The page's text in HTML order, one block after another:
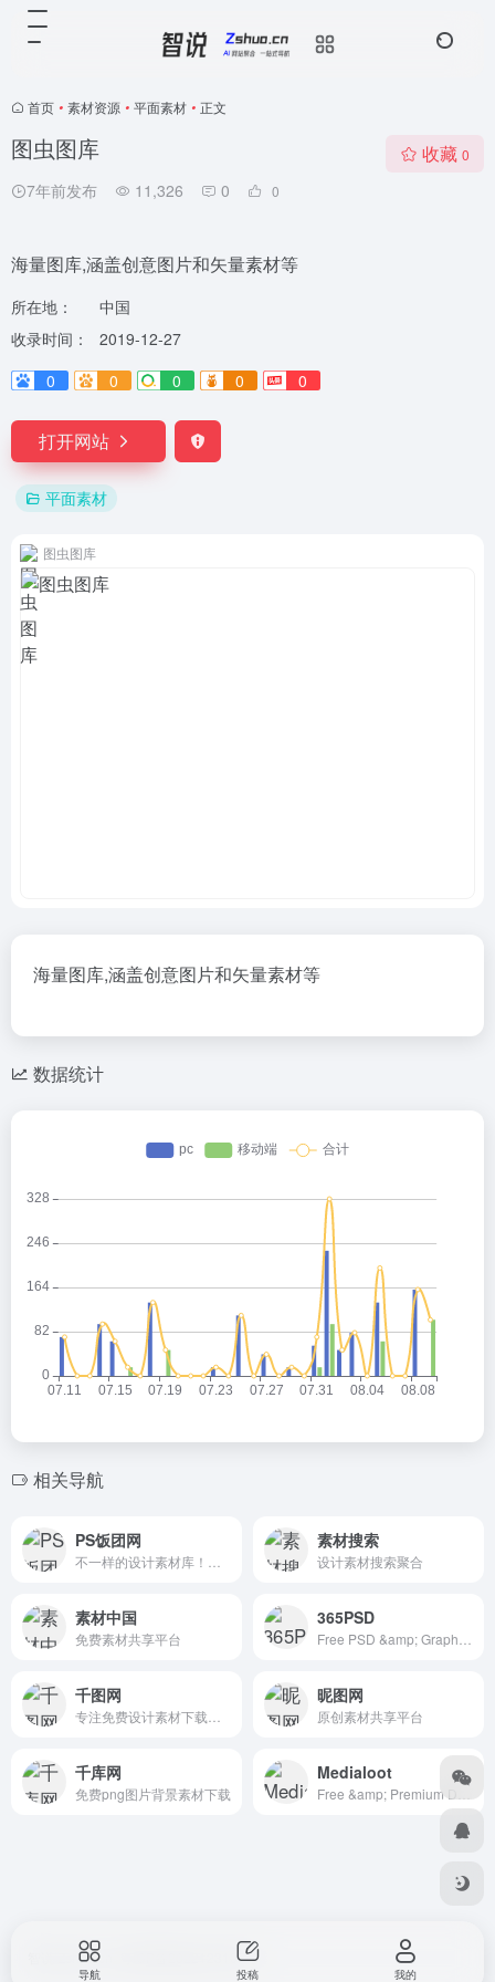
首页 • 素材资源 • 平面素材 • 正文
图虫图库
7年前发布 11,326 0 0
收藏 0
海量图库,涵盖创意图片和矢量素材等
所在地：
中国
收录时间：
2019-12-27
0
0 0 0 0
打开网站
平面素材
图虫图库
海量图库,涵盖创意图片和矢量素材等
数据统计
相关导航
PS饭团网 素材搜索
设计素材搜索聚合
素材中国
免费素材共享平台
365PSD
千图网 昵图网
原创素材共享平台
千库网
免费png图片背景素材下载
Medialoot
智说 Zshuo.cn 粤ICP备2022123107号
导航 投稿 我的